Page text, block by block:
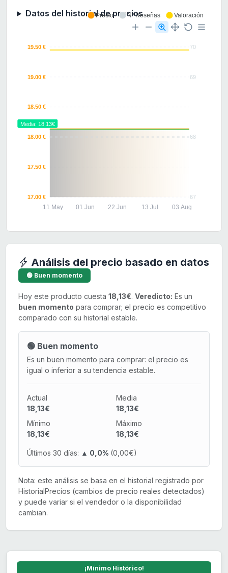
Datos del historial de precios
70
69
68
67
19.50 €
19.00 €
18.50 €
18.00 €
17.50 €
17.00 €
11 May 01 Jun 22 Jun 13 Jul 03 Aug
Media: 18.13€
Precio Nº Reseñas Valoración
Análisis del precio basado en datos
🟢 Buen momento
Hoy este producto cuesta 18,13€. Veredicto: Es un
buen momento para comprar; el precio es competitivo
comparado con su historial estable.
🟢 Buen momento
Es un buen momento para comprar: el precio es
igual o inferior a su tendencia estable.
Actual
18,13€
Media
18,13€
Mínimo
18,13€
Máximo
18,13€
Últimos 30 días: ▲ 0,0% (0,00€)
Nota: este análisis se basa en el historial registrado por
HistorialPrecios (cambios de precio reales detectados)
y puede variar si el vendedor o la disponibilidad
cambian.
¡Mínimo Histórico!